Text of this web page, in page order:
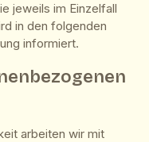
jeweils im Einzelfall
in den folgenden
informiert.
arbeiten wir mit